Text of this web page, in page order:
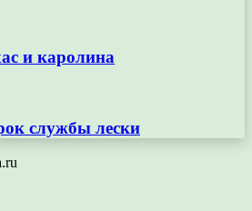
и каролина
службы лески